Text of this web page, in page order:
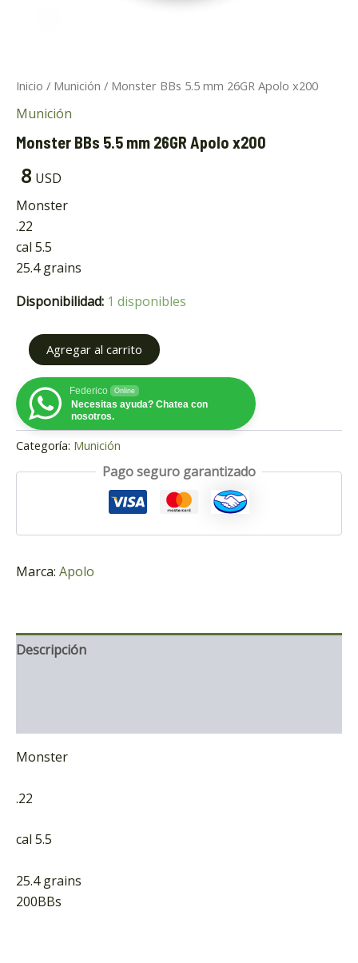
Inicio / Munición / Monster BBs 5.5 mm 26GR Apolo x200
Munición
Monster BBs 5.5 mm 26GR Apolo x200
8 USD
Monster
.22
cal 5.5
25.4 grains
Disponibilidad: 1 disponibles
Agregar al carrito
Federico Online
Necesitas ayuda? Chatea con
nosotros.
Categoría: Munición
Pago seguro garantizado
Marca: Apolo
Descripción
Monster
.22
cal 5.5
25.4 grains
200BBs